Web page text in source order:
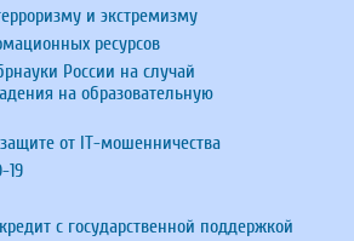
и экстремизму
ресурсов
России на случай
на образовательную
от IT-мошенничества
19
с государственной поддержкой